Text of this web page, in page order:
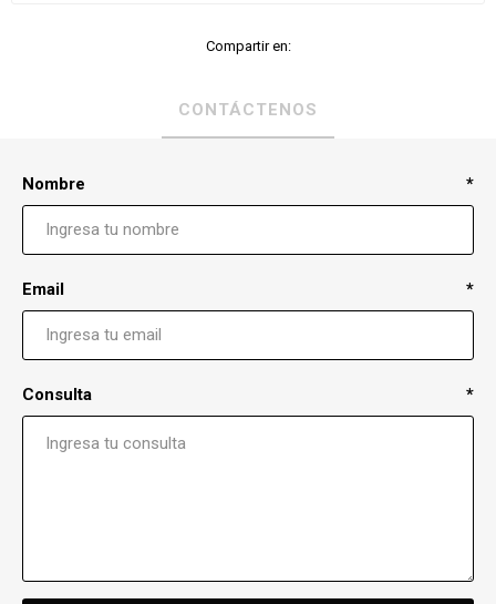
Compartir en:
CONTÁCTENOS
Nombre *
Email *
Consulta *